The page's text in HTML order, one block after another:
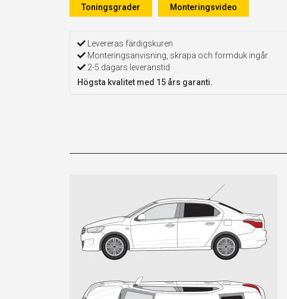
Toningsgrader Monteringsvideo
Levereras färdigskuren
Monteringsanvisning, skrapa och formduk ingår
2-5 dagars leveranstid
Högsta kvalitet med 15 års garanti.